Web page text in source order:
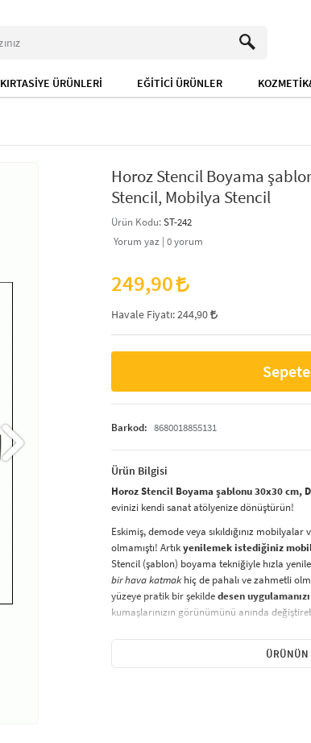
KIRTASİYE ÜRÜNLERİ EĞİTİCİ ÜRÜNLER
Horoz Stencil Boyama
Stencil, Mobilya Stencil
Ürün Kodu:ST-242
Yorum yaz | 0yorum
249,90
Havale Fiyatı:244,90
Barkod: 8680018855131
Ürün Bilgisi
Horoz Stencil Boyama şablonu 30x30 cm,
evinizi kendi sanat atölyenize dönüştürün!
Eskimiş, demode veya sıkıldığınız
olmamıştı! Artıkyenilemek istediğiniz
Stencil (şablon) boyama tekniğiyle hızla
bir hava katmak hiç de pahalı ve zahmetli
yüzeye pratik bir şekildedesen uygulamanızı
kumaşlarınızın görünümünü anında
sabitleyip, istediğiniz renklerle boyama
boyama seti ile yaratıcı projeler
tekniği, her türlü yüzeyde
ÜRÜNÜN